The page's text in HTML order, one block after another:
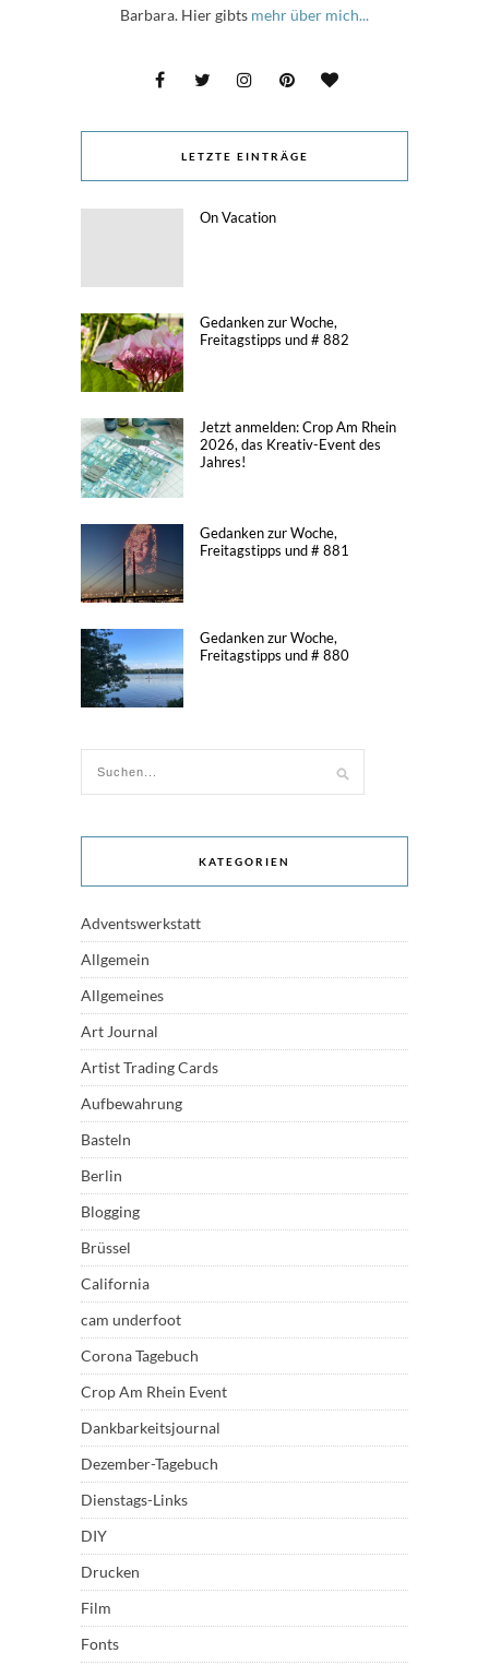
Barbara. Hier gibts mehr über mich...
LETZTE EINTRÄGE
On Vacation
Gedanken zur Woche,
Freitagstipps und # 882
Jetzt anmelden: Crop Am Rhein
2026, das Kreativ-Event des
Jahres!
Gedanken zur Woche,
Freitagstipps und # 881
Gedanken zur Woche,
Freitagstipps und # 880
KATEGORIEN
Adventswerkstatt
Allgemein
Allgemeines
Art Journal
Artist Trading Cards
Aufbewahrung
Basteln
Berlin
Blogging
Brüssel
California
cam underfoot
Corona Tagebuch
Crop Am Rhein Event
Dankbarkeitsjournal
Dezember-Tagebuch
Dienstags-Links
DIY
Drucken
Film
Fonts